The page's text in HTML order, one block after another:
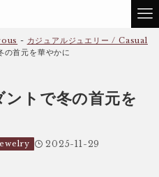
- カジュアルジュエリー / Casual
の首元を華やかに
トで冬の首元を
2025-11-29